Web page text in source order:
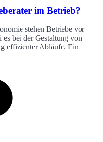
im Betrieb?
stehen Betriebe vor
es bei der Gestaltung von
effizienter Abläufe. Ein